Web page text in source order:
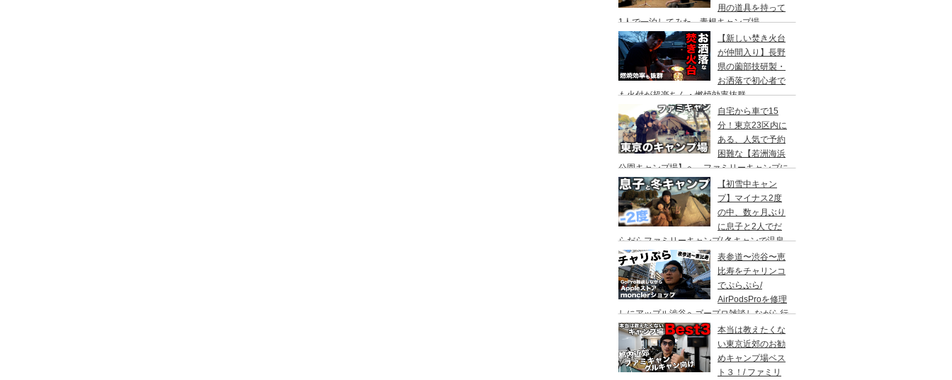
用の道具を持って
1人で一泊してみた。青根キャンプ場
【新しい焚き火台
が仲間入り】長野
県の薗部技研製・
お洒落で初心者で
も火付が超楽ちん・燃焼効率抜群
自宅から車で15
分！東京23区内に
ある、人気で予約
困難な【若洲海浜
公園キャンプ場】へ、ファミリーキャンプに
行ってきた。冬キャンプもキャンプギアを上
手に使えば暖かくて楽しい♪
【初雪中キャン
プ】マイナス2度
の中、数ヶ月ぶり
に息子と2人でだ
らだらファミリーキャンプ/ 冬キャンで温泉
入って焚き火して超絶楽しかった。大野路キ
ャンプ場は結構いいかも
表参道〜渋谷〜恵
比寿をチャリンコ
でぷらぷら/
AirPodsProを修理
しにアップル渋谷へゴープロ雑談しながら行
ってきます。モンクレールの新型ショップも
行ってみました。
本当は教えたくな
い東京近郊のお勧
めキャンプ場ベス
ト３！/ ファミリ